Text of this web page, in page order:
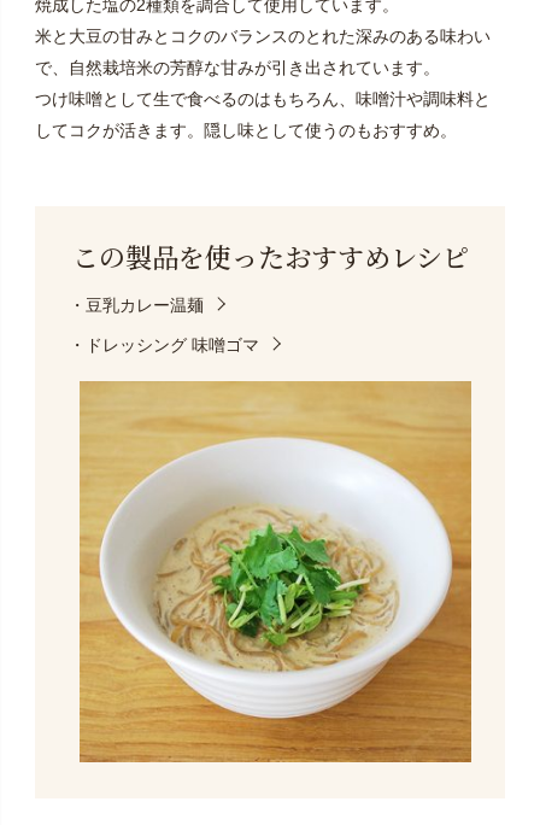
焼成した塩の2種類を調合して使用しています。
米と大豆の甘みとコクのバランスのとれた深みのある味わい
で、自然栽培米の芳醇な甘みが引き出されています。
つけ味噌として生で食べるのはもちろん、味噌汁や調味料と
してコクが活きます。隠し味として使うのもおすすめ。
この製品を使ったおすすめレシピ
・豆乳カレー温麺
・ドレッシング 味噌ゴマ